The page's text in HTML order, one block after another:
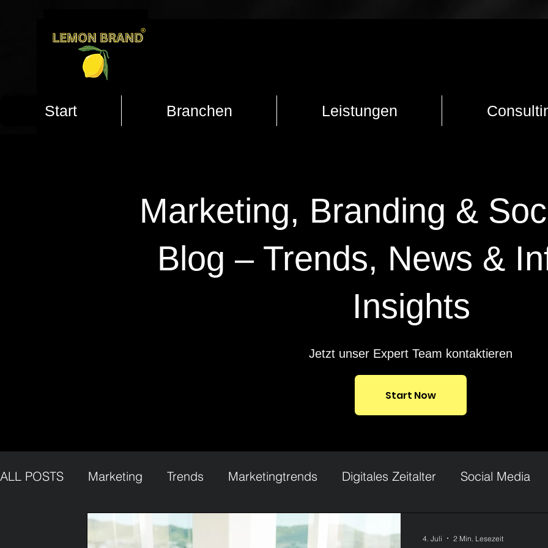
Start Branchen Leistungen
Marketing, Branding &
Blog – Trends, News &
Insights
Jetzt unser Expert Team kontaktieren
Start Now
ALL POSTS Marketing Trends Marketingtrends Digitales Zeitalter Social Media
Lemon Brand Marketing Psychologisches Marketing
4. Juli 2 Min. Lesezeit